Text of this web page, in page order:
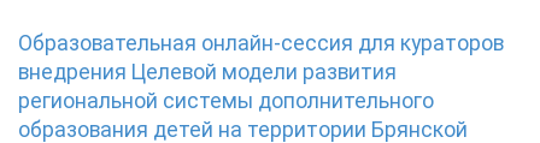
Образовательная онлайн-сессия для кураторов
внедрения Целевой модели развития
региональной системы дополнительного
образования детей на территории Брянской